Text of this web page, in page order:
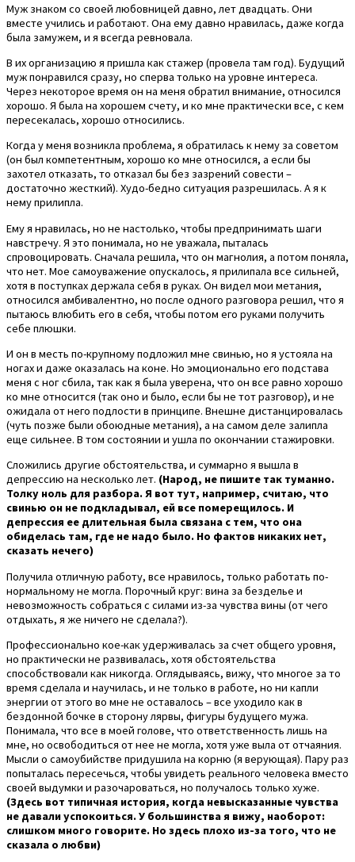
Муж знаком со своей любовницей давно, лет двадцать. Они
вместе учились и работают. Она ему давно нравилась, даже когда
была замужем, и я всегда ревновала.
В их организацию я пришла как стажер (провела там год). Будущий
муж понравился сразу, но сперва только на уровне интереса.
Через некоторое время он на меня обратил внимание, относился
хорошо. Я была на хорошем счету, и ко мне практически все, с кем
пересекалась, хорошо относились.
Когда у меня возникла проблема, я обратилась к нему за советом
(он был компетентным, хорошо ко мне относился, а если бы
захотел отказать, то отказал бы без зазрений совести –
достаточно жесткий). Худо-бедно ситуация разрешилась. А я к
нему прилипла.
Ему я нравилась, но не настолько, чтобы предпринимать шаги
навстречу. Я это понимала, но не уважала, пыталась
спровоцировать. Сначала решила, что он магнолия, а потом поняла,
что нет. Мое самоуважение опускалось, я прилипала все сильней,
хотя в поступках держала себя в руках. Он видел мои метания,
относился амбивалентно, но после одного разговора решил, что я
пытаюсь влюбить его в себя, чтобы потом его руками получить
себе плюшки.
И он в месть по-крупному подложил мне свинью, но я устояла на
ногах и даже оказалась на коне. Но эмоционально его подстава
меня с ног сбила, так как я была уверена, что он все равно хорошо
ко мне относится (так оно и было, если бы не тот разговор), и не
ожидала от него подлости в принципе. Внешне дистанцировалась
(чуть позже были обоюдные метания), а на самом деле залипла
еще сильнее. В том состоянии и ушла по окончании стажировки.
Сложились другие обстоятельства, и суммарно я вышла в
депрессию на несколько лет. (Народ, не пишите так туманно.
Толку ноль для разбора. Я вот тут, например, считаю, что
свинью он не подкладывал, ей все померещилось. И
депрессия ее длительная была связана с тем, что она
обиделась там, где не надо было. Но фактов никаких нет,
сказать нечего)
Получила отличную работу, все нравилось, только работать по-
нормальному не могла. Порочный круг: вина за безделье и
невозможность собраться с силами из-за чувства вины (от чего
отдыхать, я же ничего не сделала?).
Профессионально кое-как удерживалась за счет общего уровня,
но практически не развивалась, хотя обстоятельства
способствовали как никогда. Оглядываясь, вижу, что многое за то
время сделала и научилась, и не только в работе, но ни капли
энергии от этого во мне не оставалось – все уходило как в
бездонной бочке в сторону лярвы, фигуры будущего мужа.
Понимала, что все в моей голове, что ответственность лишь на
мне, но освободиться от нее не могла, хотя уже выла от отчаяния.
Мысли о самоубийстве придушила на корню (я верующая). Пару раз
попыталась пересечься, чтобы увидеть реального человека вместо
своей выдумки и разочароваться, но получалось только хуже.
(Здесь вот типичная история, когда невысказанные чувства
не давали успокоиться. У большинства я вижу, наоборот:
слишком много говорите. Но здесь плохо из-за того, что не
сказала о любви)